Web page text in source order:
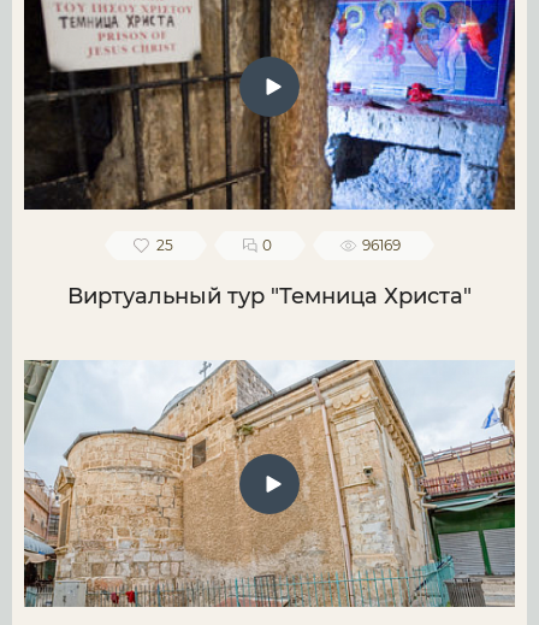
25 0 96169
Виртуальный тур "Темница Христа"